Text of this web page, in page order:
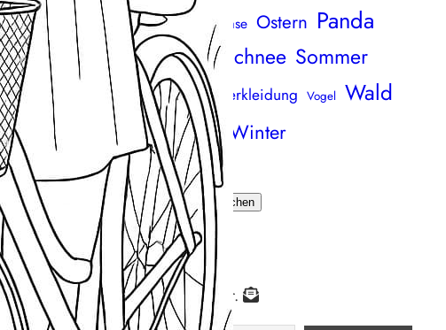
Mäuse Ornament Osterei Osterhase Ostern Panda
Pizza Sand Schmetterlinge Schnee Sommer
Sonne Strand verkleidet Verkleidung Vogel Wald
Weihnachten Wiese Winter
Suchen
Suchen
Nichts mehr verpassen
Abonniere unseren Newsletter.